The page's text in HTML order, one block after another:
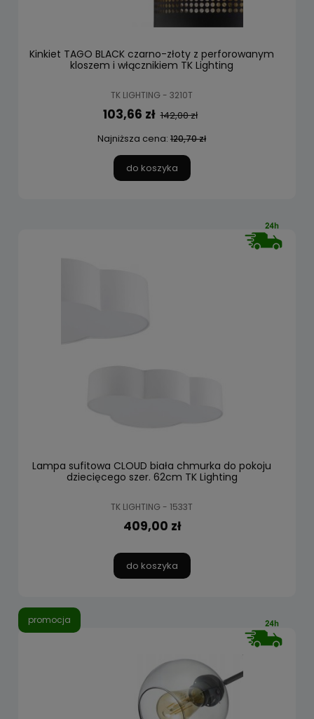
Kinkiet TAGO BLACK czarno-złoty z perforowanym
kloszem i włącznikiem TK Lighting
TK LIGHTING - 3210T
103,66 zł 142,00 zł
Najniższa cena: 120,70 zł
do koszyka
Lampa sufitowa CLOUD biała chmurka do pokoju
dziecięcego szer. 62cm TK Lighting
TK LIGHTING - 1533T
409,00 zł
do koszyka
promocja